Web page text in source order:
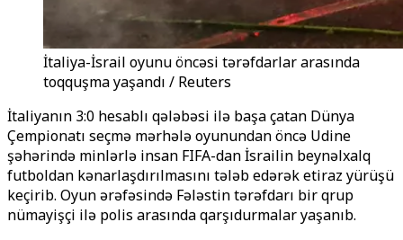
İtaliya-İsrail oyunu öncəsi tərəfdarlar arasında
toqquşma yaşandı / Reuters
İtaliyanın 3:0 hesablı qələbəsi ilə başa çatan Dünya
Çempionatı seçmə mərhələ oyunundan öncə Udine
şəhərində minlərlə insan FIFA-dan İsrailin beynəlxalq
futboldan kənarlaşdırılmasını tələb edərək etiraz yürüşü
keçirib. Oyun ərəfəsində Fələstin tərəfdarı bir qrup
nümayişçi ilə polis arasında qarşıdurmalar yaşanıb.